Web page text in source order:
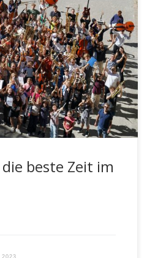
und Anna Peetz Q1
absolviert hatten, ging es
beste Zeit im